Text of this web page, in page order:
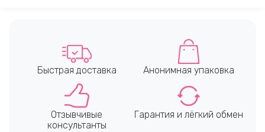
Быстрая доставка Анонимная упаковка
Отзывчивые
консультанты
Гарантия и лёгкий обмен